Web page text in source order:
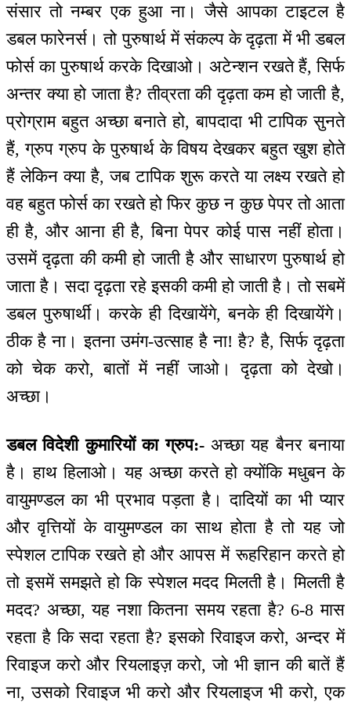
संसार तो नम्बर एक हुआ ना। जैसे आपका टाइटल है
डबल फारेनर्स। तो पुरुषार्थ में संकल्प के दृढ़ता में भी डबल
फोर्स का पुरुषार्थ करके दिखाओ। अटेन्शन रखते हैं, सिर्फ
अन्तर क्या हो जाता है? तीव्रता की दृढ़ता कम हो जाती है,
प्रोग्राम बहुत अच्छा बनाते हो, बापदादा भी टापिक सुनते
हैं, ग्रुप ग्रुप के पुरुषार्थ के विषय देखकर बहुत खुश होते
हैं लेकिन क्या है, जब टापिक शुरू करते या लक्ष्य रखते हो
वह बहुत फोर्स का रखते हो फिर कुछ न कुछ पेपर तो आता
ही है, और आना ही है, बिना पेपर कोई पास नहीं होता।
उसमें दृढ़ता की कमी हो जाती है और साधारण पुरुषार्थ हो
जाता है। सदा दृढ़ता रहे इसकी कमी हो जाती है। तो सबमें
डबल पुरुषार्थी। करके ही दिखायेंगे, बनके ही दिखायेंगे।
ठीक है ना। इतना उमंग-उत्साह है ना! है? है, सिर्फ दृढ़ता
को चेक करो, बातों में नहीं जाओ। दृढ़ता को देखो।
अच्छा।
डबल विदेशी कुमारियों का ग्रुप:-अच्छा यह बैनर बनाया
है। हाथ हिलाओ। यह अच्छा करते हो क्योंकि मधुबन के
वायुमण्डल का भी प्रभाव पड़ता है। दादियों का भी प्यार
और वृत्तियों के वायुमण्डल का साथ होता है तो यह जो
स्पेशल टापिक रखते हो और आपस में रूहरिहान करते हो
तो इसमें समझते हो कि स्पेशल मदद मिलती है। मिलती है
मदद? अच्छा, यह नशा कितना समय रहता है? 6-8 मास
रहता है कि सदा रहता है? इसको रिवाइज करो, अन्दर में
रिवाइज करो और रियलाइज़ करो, जो भी ज्ञान की बातें हैं
ना, उसको रिवाइज भी करो और रियलाइज भी करो, एक